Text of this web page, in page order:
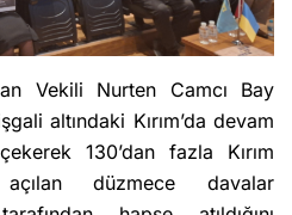
Vekili Nurten Camcı Bay
altındaki Kırım’da devam
130’dan fazla Kırım
açılan düzmece davalar